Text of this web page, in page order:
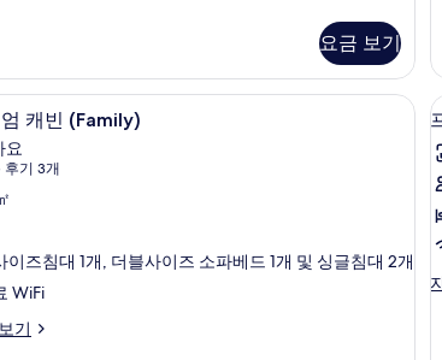
요금 보기
히
실 내 금고 고급 침구, 오리/거위털 이불, 템퍼페
캐빈 (Family)
점 중 10점
요
후기 3개
이즈침대 1개, 더블사이즈 소파베드 1개 및 싱글침대 2개
WiFi
기
엄